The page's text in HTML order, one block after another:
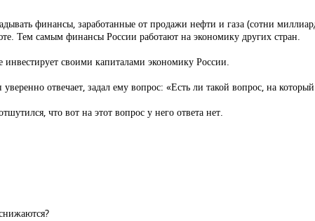
финансы, заработанные от продажи нефти и газа (сотни
Тем самым финансы России работают на экономику других стран.
своими капиталами экономику России.
отвечает, задал ему вопрос: «Есть ли такой вопрос, на который
что вот на этот вопрос у него ответа нет.